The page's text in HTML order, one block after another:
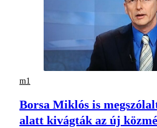
m1
Borsa Miklós is
alatt kivágták az új